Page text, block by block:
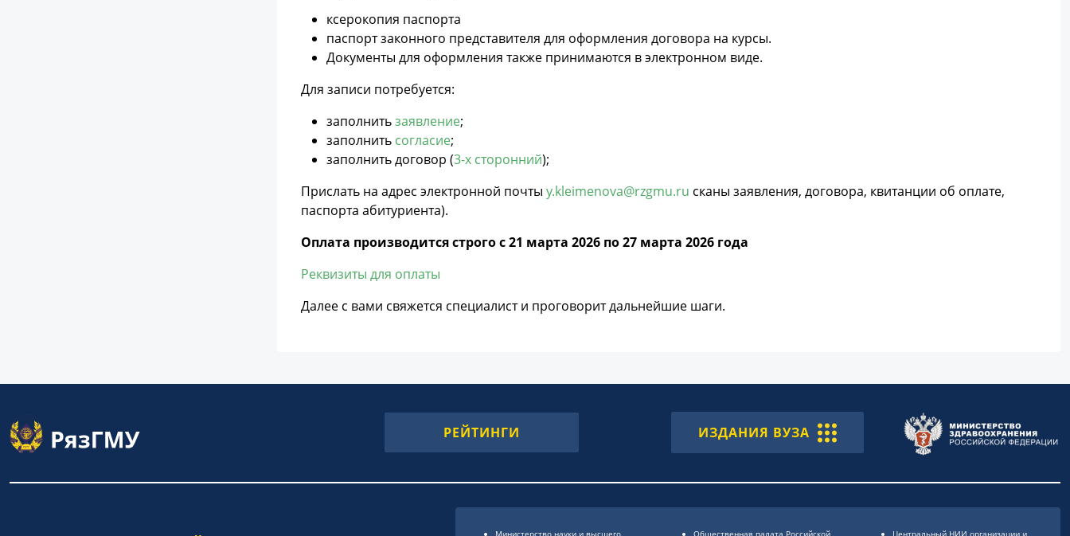
ксерокопия паспорта
паспорт законного представителя для оформления договора на курсы.
Документы для оформления также принимаются в электронном виде.
Для записи потребуется:
заполнитьзаявление;
заполнить согласие;
заполнить договор (3-х сторонний);
Прислать на адрес электронной почты y.kleimenova@rzgmu.ru сканы заявления, договора, квитанции об оплате,
паспорта абитуриента).
Оплата производится строго с 21 марта 2026 по 27 марта 2026 года
Реквизиты для оплаты
Далее с вами свяжется специалист и проговорит дальнейшие шаги.
РЕЙТИНГИ ИЗДАНИЯ ВУЗА
Министерство науки и высшего Общественная палата Российской Центральный НИИ организации и